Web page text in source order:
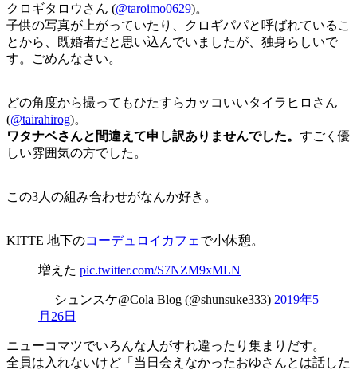
クロギタロウさん (@taroimo0629)。
子供の写真が上がっていたり、クロギパパと呼ばれているこ
とから、既婚者だと思い込んでいましたが、独身らしいで
す。ごめんなさい。
どの角度から撮ってもひたすらカッコいいタイラヒロさん
(@tairahirog)。
ワタナベさんと間違えて申し訳ありませんでした。 すごく優
しい雰囲気の方でした。
この3人の組み合わせがなんか好き。
KITTE 地下のコーデュロイカフェ で小休憩。
増えた pic.twitter.com/S7NZM9xMLN
— シュンスケ@Cola Blog (@shunsuke333) 2019年5
月26日
ニューコマツでいろんな人がすれ違ったり集まりだす。
全員は入れないけど「当日会えなかったおゆさんとは話した